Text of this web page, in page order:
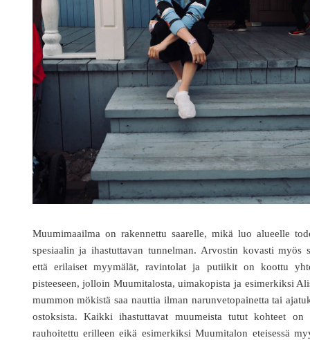
Muumimaailma on rakennettu saarelle, mikä luo alueelle
spesiaalin ja ihastuttavan tunnelman. Arvostin kovasti myös
että erilaiset myymälät, ravintolat ja putiikit on koottu
pisteeseen, jolloin Muumitalosta, uimakopista ja esimerkiksi
mummon mökistä saa nauttia ilman narunvetopainetta tai
ostoksista. Kaikki ihastuttavat muumeista tutut kohteet on
rauhoitettu erilleen eikä esimerkiksi Muumitalon eteisessä